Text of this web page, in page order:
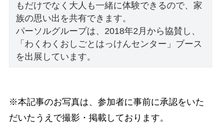
もだけでなく大人も一緒に体験できるので、家
族の思い出を共有できます。
パーソルグループは、2018年2月から協賛し、
「わくわくおしごとはっけんセンター」ブース
を出展しています。
※本記事のお写真は、参加者に事前に承認をいた
だいたうえで撮影・掲載しております。